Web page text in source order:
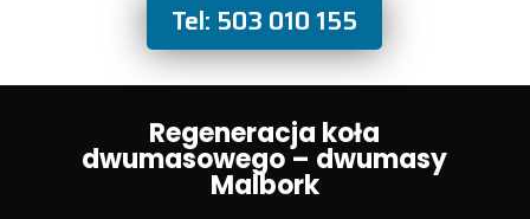
Tel: 503 010 155
Regeneracja koła
dwumasowego – dwumasy
Malbork